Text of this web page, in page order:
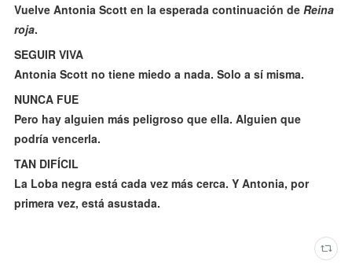
Vuelve Antonia Scott en la esperada continuación de Reina
roja.
SEGUIR VIVA
Antonia Scott no tiene miedo a nada. Solo a sí misma.
NUNCA FUE
Pero hay alguien más peligroso que ella. Alguien que
podría vencerla.
TAN DIFÍCIL
La Loba negra está cada vez más cerca. Y Antonia, por
primera vez, está asustada.